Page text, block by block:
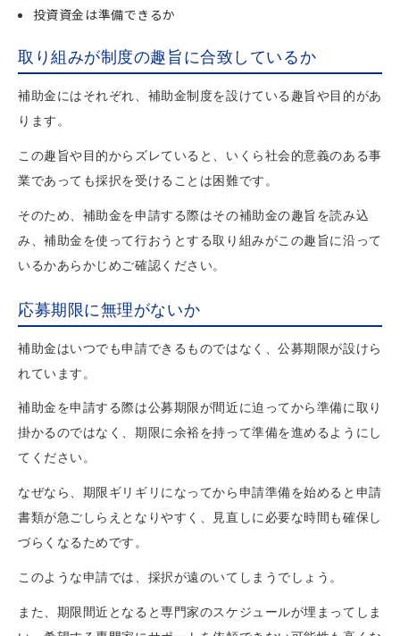
投資資金は準備できるか
取り組みが制度の趣旨に合致しているか
補助金にはそれぞれ、補助金制度を設けている趣旨や目的があ
ります。
この趣旨や目的からズレていると、いくら社会的意義のある事
業であっても採択を受けることは困難です。
そのため、補助金を申請する際はその補助金の趣旨を読み込
み、補助金を使って行おうとする取り組みがこの趣旨に沿って
いるかあらかじめご確認ください。
応募期限に無理がないか
補助金はいつでも申請できるものではなく、公募期限が設けら
れています。
補助金を申請する際は公募期限が間近に迫ってから準備に取り
掛かるのではなく、期限に余裕を持って準備を進めるようにし
てください。
なぜなら、期限ギリギリになってから申請準備を始めると申請
書類が急ごしらえとなりやすく、見直しに必要な時間も確保し
づらくなるためです。
このような申請では、採択が遠のいてしまうでしょう。
また、期限間近となると専門家のスケジュールが埋まってしま